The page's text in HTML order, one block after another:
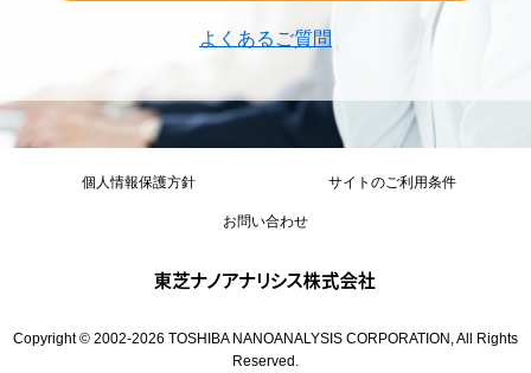
よくあるご質問
個人情報保護方針 サイトのご利用条件
お問い合わせ
Copyright © 2002-2026 TOSHIBA NANOANALYSIS CORPORATION, All Rights
Reserved.